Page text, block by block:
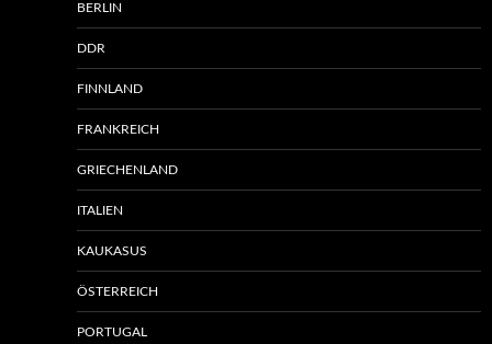
BERLIN
DDR
FINNLAND
FRANKREICH
GRIECHENLAND
ITALIEN
KAUKASUS
ÖSTERREICH
PORTUGAL